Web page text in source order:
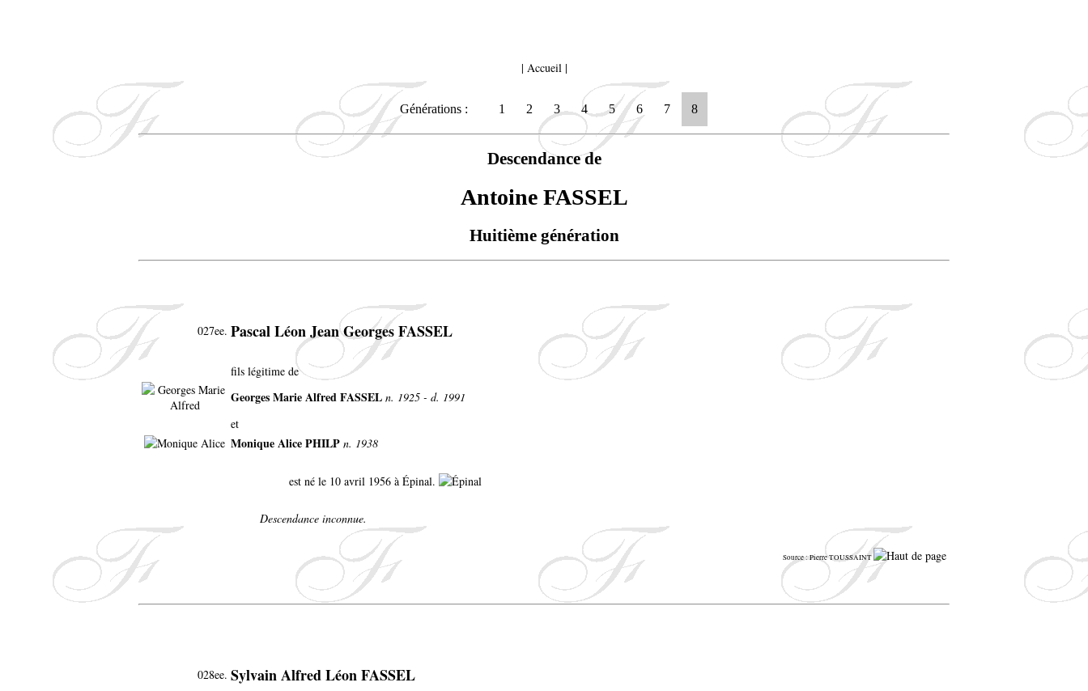
| Accueil|
Générations : 1 2 3 4 5 6 7 8
Descendance de
Antoine FASSEL
Huitième génération
027ee. Pascal Léon Jean Georges FASSEL
fils légitime de
Georges Marie Alfred FASSEL n. 1925 - d. 1991
et
Monique Alice PHILP n. 1938
est né le 10 avril 1956 à Épinal.
Descendance inconnue.
Source : Pierre TOUSSAINT
028ee. Sylvain Alfred Léon FASSEL